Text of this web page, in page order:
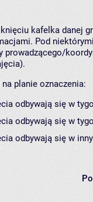
kafelka danej
Pod
prowadzącego/
na planie oznaczenia:
odbywają się w
odbywają się w
odbywają się w